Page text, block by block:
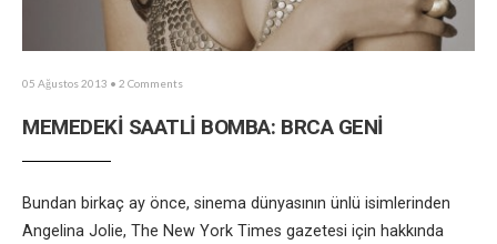
05 Ağustos 2013 • 2 Comments
MEMEDEKİ SAATLİ BOMBA: BRCA GENİ
Bundan birkaç ay önce, sinema dünyasının ünlü isimlerinden
Angelina Jolie, The New York Times gazetesi için hakkında